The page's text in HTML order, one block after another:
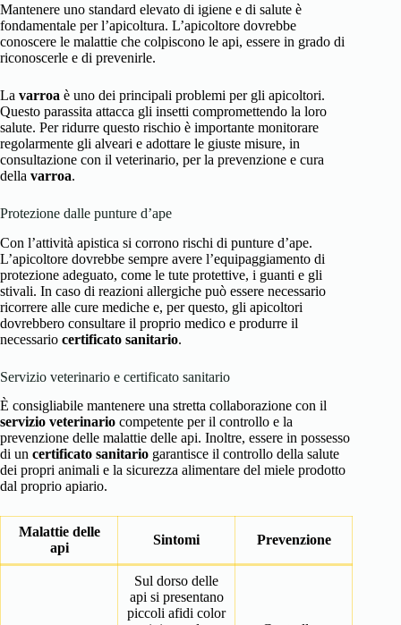
Mantenere uno standard elevato di igiene e di salute è
fondamentale per l’apicoltura. L’apicoltore dovrebbe
conoscere le malattie che colpiscono le api, essere in grado di
riconoscerle e di prevenirle.
La varroa è uno dei principali problemi per gli apicoltori.
Questo parassita attacca gli insetti compromettendo la loro
salute. Per ridurre questo rischio è importante monitorare
regolarmente gli alveari e adottare le giuste misure, in
consultazione con il veterinario, per la prevenzione e cura
della varroa.
Protezione dalle punture d’ape
Con l’attività apistica si corrono rischi di punture d’ape.
L’apicoltore dovrebbe sempre avere l’equipaggiamento di
protezione adeguato, come le tute protettive, i guanti e gli
stivali. In caso di reazioni allergiche può essere necessario
ricorrere alle cure mediche e, per questo, gli apicoltori
dovrebbero consultare il proprio medico e produrre il
necessario certificato sanitario.
Servizio veterinario e certificato sanitario
È consigliabile mantenere una stretta collaborazione con il
servizio veterinario competente per il controllo e la
prevenzione delle malattie delle api. Inoltre, essere in possesso
di un certificato sanitario garantisce il controllo della salute
dei propri animali e la sicurezza alimentare del miele prodotto
dal proprio apiario.
Malattie delle
api
Sintomi Prevenzione
Sul dorso delle
api si presentano
piccoli afidi color